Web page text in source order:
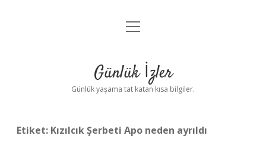
Anasayfa
Yasal Uyarı
menüyü
Günlük İzler
Günlük yaşama tat katan kısa bilgiler.
Etiket: Kızılcık Şerbeti Apo neden ayrıldı